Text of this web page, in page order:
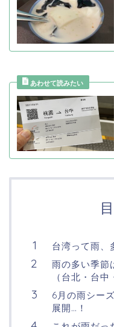
台湾って雨、
雨の多い季節
（台北・台中
6月の雨シー
展開…！